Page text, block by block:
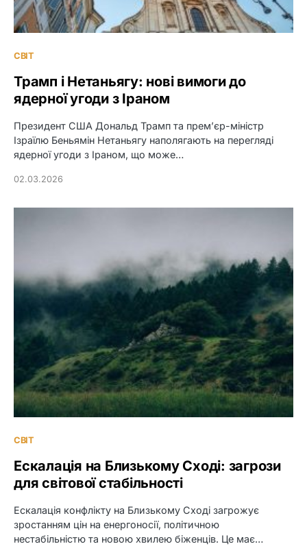
СВІТ
Трамп і Нетаньягу: нові вимоги до
ядерної угоди з Іраном
Президент США Дональд Трамп та прем’єр-міністр
Ізраїлю Беньямін Нетаньягу наполягають на перегляді
ядерної угоди з Іраном, що може…
02.03.2026
СВІТ
Ескалація на Близькому Сході: загрози
для світової стабільності
Ескалація конфлікту на Близькому Сході загрожує
зростанням цін на енергоносії, політичною
нестабільністю та новою хвилею біженців. Це має…